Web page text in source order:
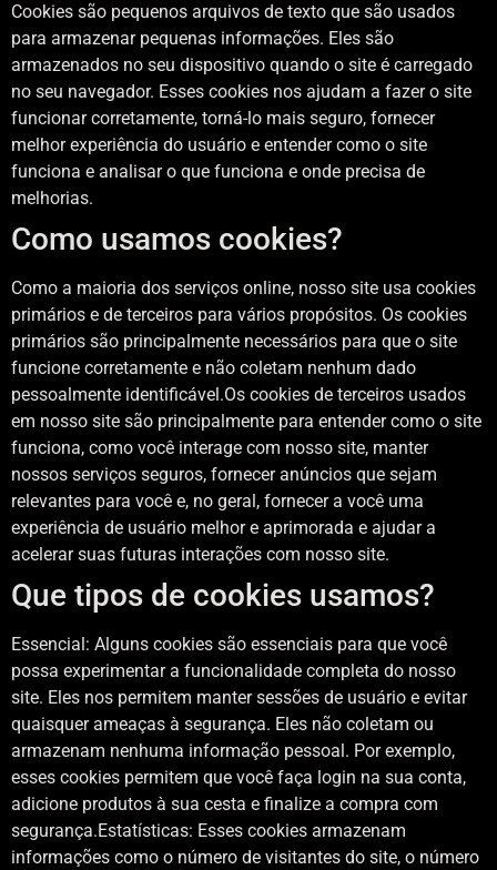
Cookies são pequenos arquivos de texto que são usados ​​
para armazenar pequenas informações. Eles são
armazenados no seu dispositivo quando o site é carregado
no seu navegador. Esses cookies nos ajudam a fazer o site
funcionar corretamente, torná-lo mais seguro, fornecer
melhor experiência do usuário e entender como o site
funciona e analisar o que funciona e onde precisa de
melhorias.
Como usamos cookies?
Como a maioria dos serviços online, nosso site usa cookies
primários e de terceiros para vários propósitos. Os cookies
primários são principalmente necessários para que o site
funcione corretamente e não coletam nenhum dado
pessoalmente identificável.Os cookies de terceiros usados ​​
em nosso site são principalmente para entender como o site
funciona, como você interage com nosso site, manter
nossos serviços seguros, fornecer anúncios que sejam
relevantes para você e, no geral, fornecer a você uma
experiência de usuário melhor e aprimorada e ajudar a
acelerar suas futuras interações com nosso site.
Que tipos de cookies usamos?
Essencial: Alguns cookies são essenciais para que você
possa experimentar a funcionalidade completa do nosso
site. Eles nos permitem manter sessões de usuário e evitar
quaisquer ameaças à segurança. Eles não coletam ou
armazenam nenhuma informação pessoal. Por exemplo,
esses cookies permitem que você faça login na sua conta,
adicione produtos à sua cesta e finalize a compra com
segurança.Estatísticas: Esses cookies armazenam
informações como o número de visitantes do site, o número